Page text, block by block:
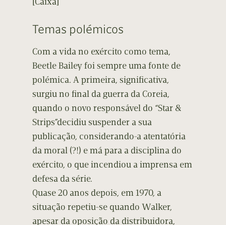
Temas polémicos
Com a vida no exército como tema,
Beetle Bailey foi sempre uma fonte de
polémica. A primeira, significativa,
surgiu no final da guerra da Coreia,
quando o novo responsável do “Star &
Strips”decidiu suspender a sua
publicação, considerando-a atentatória
da moral (?!) e má para a disciplina do
exército, o que incendiou a imprensa em
defesa da série.
Quase 20 anos depois, em 1970, a
situação repetiu-se quando Walker,
apesar da oposição da distribuidora,